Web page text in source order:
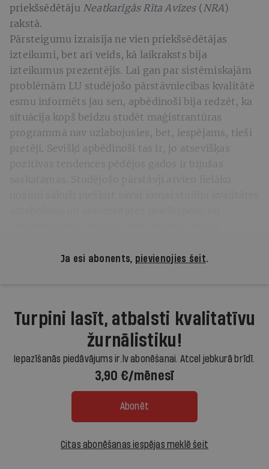
priekšsēdētāju Neatkarīgās Rīta Avīzes( NRA)
rakstā.
Pārsteigumu izraisīja ne vien priekšsēdētājas
izteikumi, bet arī veids, kā laikraksts bija
izteikumus prezentējis. Lai gan par sistēmiskajām
problēmām LU studējošo pārstāvniecības kvalitātē
esmu informēts jau sen, apbēdinoši bija redzēt, ka
situācija kopš beidzu studēt maģistrantūras
programmā nav uzlabojusies, bet, iespējams, tieši
pretēji. Sevišķi apbēdinoši tas ir, jo atsevišķas
pozitīvas tendences pēdējos gados ir bijušas
Ja esi abonents, pievienojies šeit.
Turpini lasīt, atbalsti kvalitatīvu
žurnālistiku!
Iepazīšanās piedāvājums ir.lv abonēšanai. Atcel jebkurā brīdī.
3,90 €/mēnesī
Abonēt
Citas abonēšanas iespējas meklē šeit